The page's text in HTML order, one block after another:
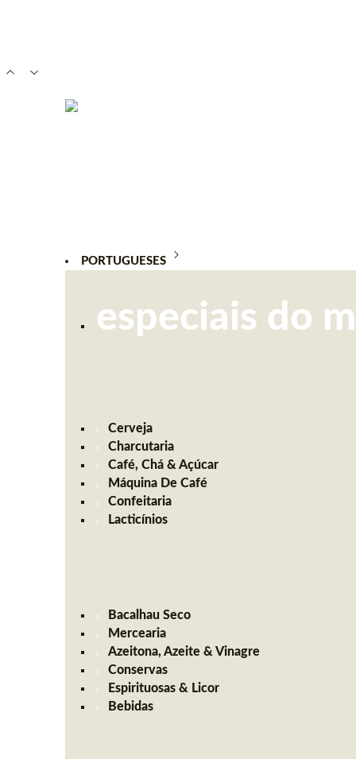
PORTUGUESES
especiais do
Cerveja
Charcutaria
Café, Chá & Açúcar
Máquina De Café
Confeitaria
Lacticínios
Bacalhau Seco
Mercearia
Azeitona, Azeite & Vinagre
Conservas
Espirituosas & Licor
Bebidas